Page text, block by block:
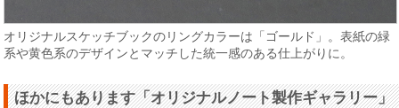
オリジナルスケッチブックのリングカラーは「ゴールド」。表紙の緑
系や黄色系のデザインとマッチした統一感のある仕上がりに。
ほかにもあります「オリジナルノート製作ギャラリー」